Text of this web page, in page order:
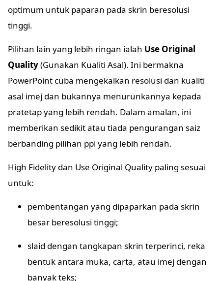
optimum untuk paparan pada skrin beresolusi
tinggi.
Pilihan lain yang lebih ringan ialah Use Original
Quality(Gunakan Kualiti Asal). Ini bermakna
PowerPoint cuba mengekalkan resolusi dan kualiti
asal imej dan bukannya menurunkannya kepada
pratetap yang lebih rendah. Dalam amalan, ini
memberikan sedikit atau tiada pengurangan saiz
berbanding pilihan ppi yang lebih rendah.
High Fidelity dan Use Original Quality paling sesuai
untuk:
pembentangan yang dipaparkan pada skrin
besar beresolusi tinggi;
slaid dengan tangkapan skrin terperinci, reka
bentuk antara muka, carta, atau imej dengan
banyak teks;